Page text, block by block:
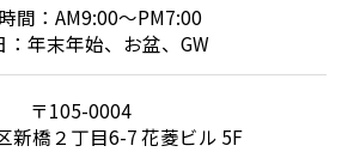
間：AM9:00～PM7:00
：年末年始、お盆、GW
〒105-0004
新橋２丁目6-7 花菱ビル 5F